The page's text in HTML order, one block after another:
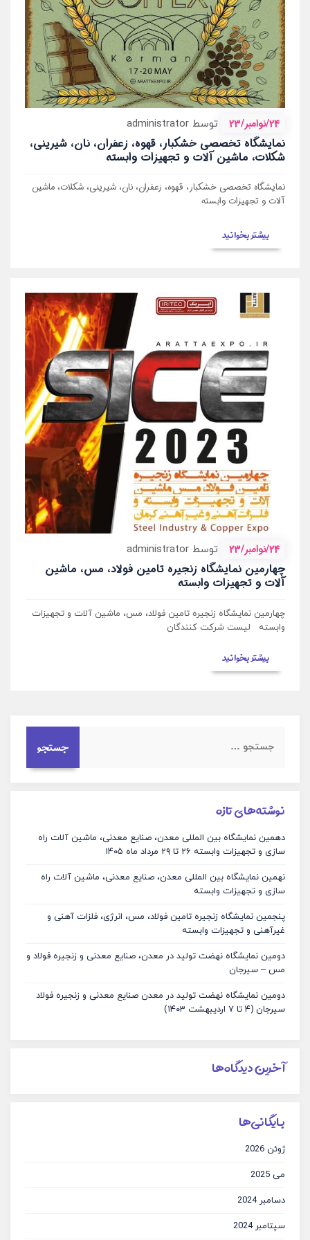
24/نوامبر/23 توسط administrator
نمایشگاه تخصصی خشکبار، قهوه، زعفران، نان، شیرینی،
شکلات، ماشین آلات و تجهیزات وابسته
نمایشگاه تخصصی خشکبار، قهوه، زعفران، نان، شیرینی، شکلات، ماشین
آلات و تجهیزات وابسته
بیشتر بخوانید
24/نوامبر/23 توسط administrator
چهارمین نمایشگاه زنجیره تامین فولاد، مس، ماشین
آلات و تجهیزات وابسته
چهارمین نمایشگاه زنجیره تامین فولاد، مس، ماشین آلات و تجهیزات
وابسته لیست شرکت کنندگان
بیشتر بخوانید
نوشته‌های تازه
دهمین نمایشگاه بین المللی معدن، صنایع معدنی، ماشین آلات راه
سازی و تجهیزات وابسته ۲۶ تا ۲۹ مرداد ماه ۱۴۰۵
نهمین نمایشگاه بین المللی معدن، صنایع معدنی، ماشین آلات راه
سازی و تجهیزات وابسته
پنجمین نمایشگاه زنجیره تامین فولاد، مس، انرژی، فلزات آهنی و
غیرآهنی و تجهیزات وابسته
دومین نمایشگاه نهضت تولید در معدن، صنایع معدنی و زنجیره فولاد و
مس – سیرجان
دومین نمایشگاه نهضت تولید در معدن صنایع معدنی و زنجیره فولاد
سیرجان (۴ تا ۷ اردیبهشت ۱۴۰۳)
آخرین دیدگاه‌ها
بایگانی‌ها
ژوئن 2026
می 2025
دسامبر 2024
سپتامبر 2024